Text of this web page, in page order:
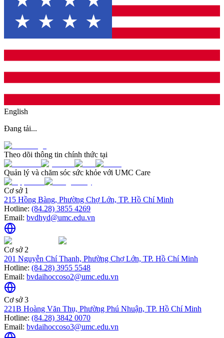
English
Đang tải...
Theo dõi thông tin chính thức tại
Quản lý và chăm sóc sức khỏe với UMC Care
Cơ sở 1
215 Hồng Bàng, Phường Chợ Lớn, TP. Hồ Chí Minh
Hotline: (84.28) 3855 4269
Email: bvdhyd@umc.edu.vn
Cơ sở 2
201 Nguyễn Chí Thanh, Phường Chợ Lớn, TP. Hồ Chí Minh
Hotline: (84.28) 3955 5548
Email: bvdaihoccoso2@umc.edu.vn
Cơ sở 3
221B Hoàng Văn Thụ, Phường Phú Nhuận, TP. Hồ Chí Minh
Hotline: (84.28) 3842 0070
Email: bvdaihoccoso3@umc.edu.vn